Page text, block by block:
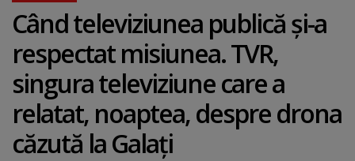
Când televiziunea publică şi-a
respectat misiunea. TVR,
singura televiziune care a
relatat, noaptea, despre drona
căzută la Galaţi